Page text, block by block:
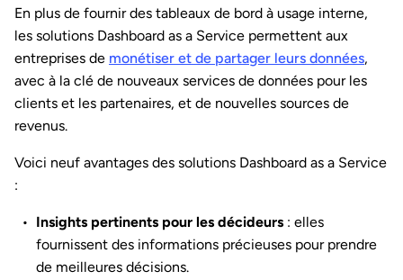
En plus de fournir des tableaux de bord à usage interne,
les solutions Dashboard as a Service permettent aux
entreprises de monétiser et de partager leurs données,
avec à la clé de nouveaux services de données pour les
clients et les partenaires, et de nouvelles sources de
revenus.
Voici neuf avantages des solutions Dashboard as a Service
:
Insights pertinents pour les décideurs : elles
fournissent des informations précieuses pour prendre
de meilleures décisions.